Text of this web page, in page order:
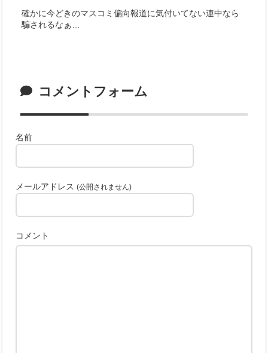
確かに今どきのマスコミ偏向報道に気付いてない連中なら
騙されるなぁ…
コメントフォーム
名前
メールアドレス(公開されません)
コメント